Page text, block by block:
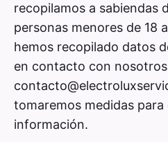
recopilamos a sabiendas
personas menores de 18
hemos recopilado datos
en contacto con
tomaremos medidas para
información.